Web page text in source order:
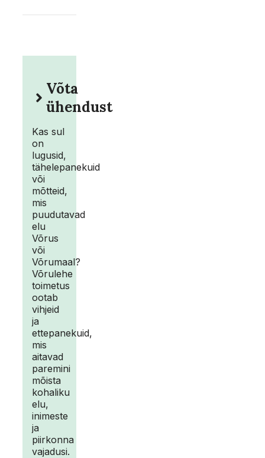
Võta
ühendust
Kas sul
on
lugusid,
tähelepanekuid
või
mõtteid,
mis
puudutavad
elu
Võrus
või
Võrumaal?
Võrulehe
toimetus
ootab
vihjeid
ja
ettepanekuid,
mis
aitavad
paremini
mõista
kohaliku
elu,
inimeste
ja
piirkonna
vajadusi.